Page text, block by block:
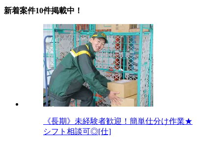
新着案件10件掲載中！
《長期》未経験者歓迎！簡単仕分け作業★
シフト相談可◎[仕]